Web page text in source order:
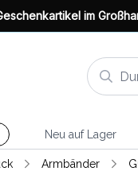
im
Neu auf Lager
Armbänder